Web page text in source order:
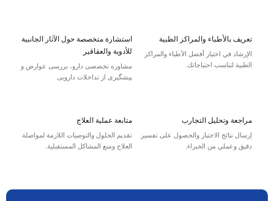
استشارة متخصصة حول الآثار الجانبية
للأدوية والعقاقير
مشاوره تخصصی دارو، بررسی عوارض و
پیشگیری از تداخلات دارویی
تعريف بالأطباء والمراكز الطبية
الإرشاد في اختيار أفضل الأطباء والمراكز
الطبية لتناسب احتياجاتك.
متابعة عملية العلاج
تقديم الحلول والتوصيات اللازمة لمواصلة
العلاج ومنع المشاكل المستقبلية.
مراجعة وتحليل التجارب
إرسال نتائج الاختبار والحصول على تفسير
دقيق وعملي من الخبراء.